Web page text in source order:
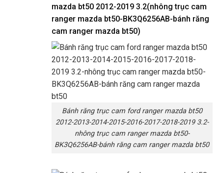
mazda bt50 2012-2019 3.2(nhông trục cam
ranger mazda bt50-BK3Q6256AB-bánh răng
cam ranger mazda bt50)
Bánh răng trục cam ford ranger mazda bt50
2012-2013-2014-2015-2016-2017-2018-2019 3.2-
nhông trục cam ranger mazda bt50-
BK3Q6256AB-bánh răng cam ranger mazda bt50